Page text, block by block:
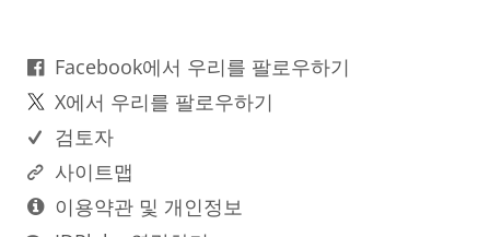
Facebook에서 우리를 팔로우하기
X에서 우리를 팔로우하기
검토자
사이트맵
이용약관 및 개인정보